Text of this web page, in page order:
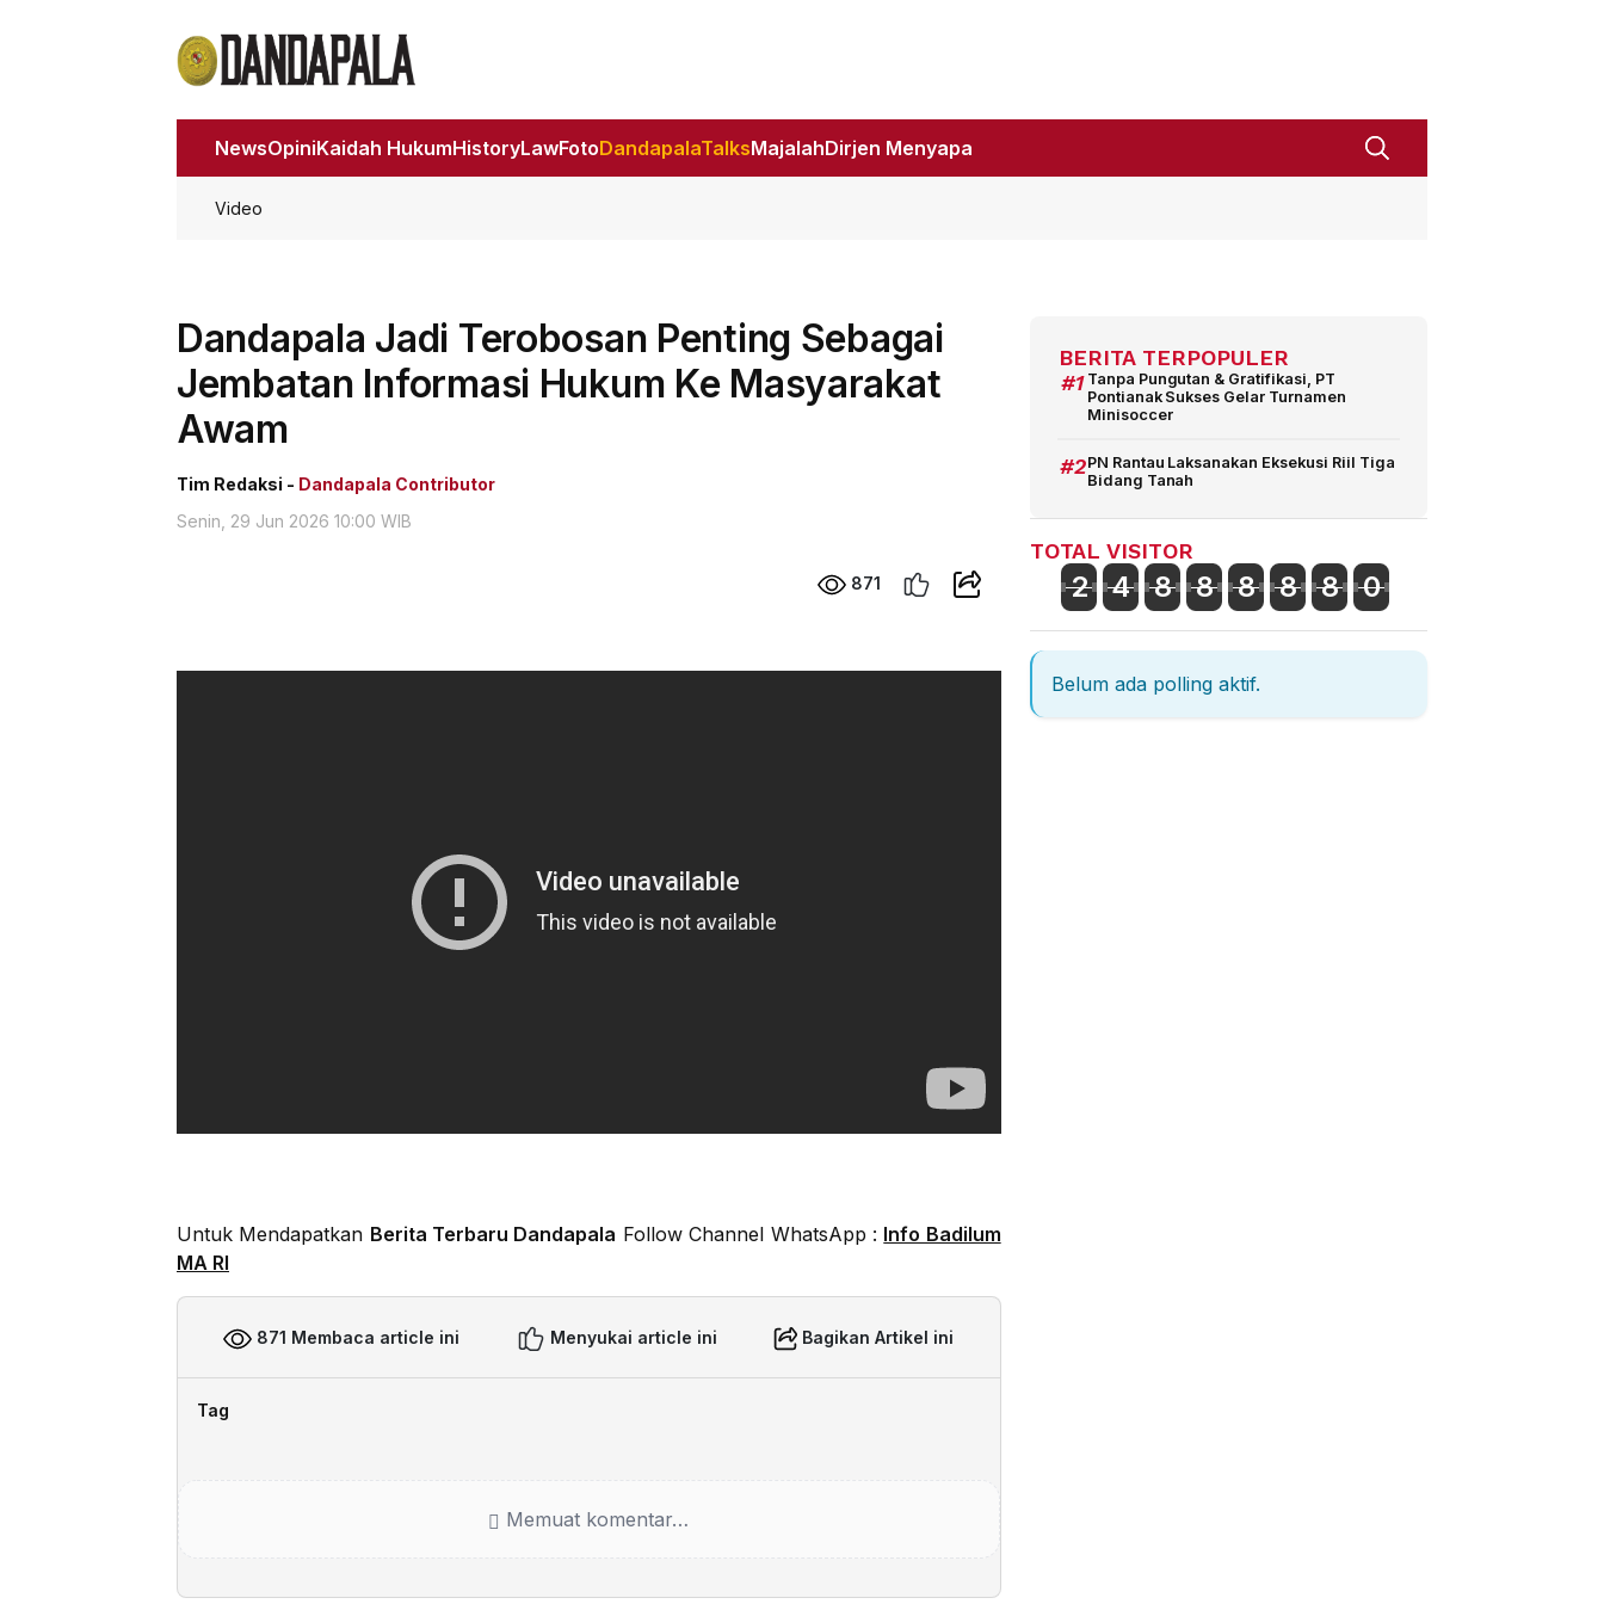
NewsOpiniKaidah HukumHistoryLawFotoDandapalaTalksMajalahDirjen Menyapa
Video
Dandapala Jadi Terobosan Penting Sebagai
Jembatan Informasi Hukum Ke Masyarakat
Awam
Tim Redaksi - Dandapala Contributor
Senin, 29 Jun 2026 10:00 WIB
871
Untuk Mendapatkan Berita Terbaru Dandapala Follow Channel WhatsApp : Info Badilum
MA RI
871 Membaca article ini Menyukai article ini Bagikan Artikel ini
Tag
Memuat komentar…
BERITA TERPOPULER
#1 Tanpa Pungutan & Gratifikasi, PT
Pontianak Sukses Gelar Turnamen
Minisoccer
#2PN Rantau Laksanakan Eksekusi Riil Tiga
Bidang Tanah
TOTAL VISITOR
2 4 8 8 8 8 8 0
Belum ada polling aktif.